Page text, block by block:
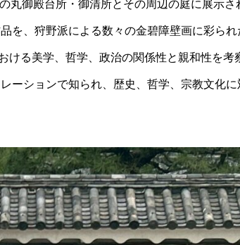
御殿台所・御清所とその周辺の庭に展示さ
を、狩野派による数々の金碧障壁画に彩られ
ける美学、哲学、政治の関係性と親和性を考
ーションで知られ、歴史、哲学、宗教文化に